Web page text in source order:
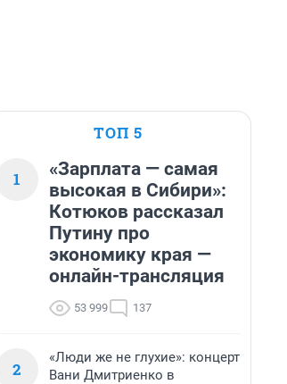
ТОП 5
1
«Зарплата — самая
высокая в Сибири»:
Котюков рассказал
Путину про
экономику края —
онлайн-трансляция
53 999 137
2
«Люди же не глухие»: концерт
Вани Дмитриенко в